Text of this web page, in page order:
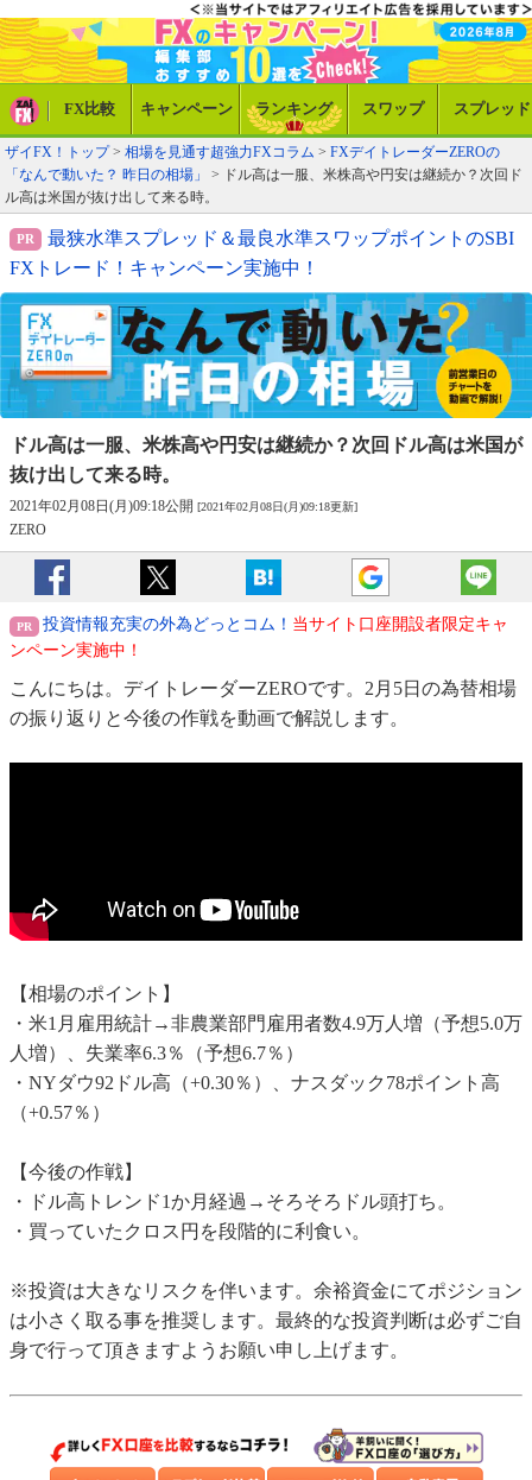
FX比較 キャンペーン ランキング スワップ スプレッド
ザイFX！トップ> 相場を見通す超強力FXコラム > FXデイトレーダーZEROの
「なんで動いた？ 昨日の相場」
> ドル高は一服、米株高や円安は継続か？次回ド
ル高は米国が抜け出して来る時。
最狭水準スプレッド＆最良水準スワップポイントのSBI
FXトレード！キャンペーン実施中！
ドル高は一服、米株高や円安は継続か？ 次回ドル高は米国が
抜け出して来る時。
2021年02月08日(月)09:18公開 [2021年02月08日(月)09:18更新]
ZERO
投資情報充実の外為どっとコム！ 当サイト口座開設者限定キャ
ンペーン実施中！
こんにちは。デイトレーダーZEROです。2月5日の為替相場
の振り返りと今後の作戦を動画で解説します。
【相場のポイント】
・米1月雇用統計→非農業部門雇用者数4.9万人増（予想5.0万
人増）、失業率6.3％（予想6.7％）
・NYダウ92ドル高（+0.30％）、ナスダック78ポイント高
（+0.57％）
【今後の作戦】
・ドル高トレンド1か月経過→そろそろドル頭打ち。
・買っていたクロス円を段階的に利食い。
※投資は大きなリスクを伴います。余裕資金にてポジション
は小さく取る事を推奨します。最終的な投資判断は必ずご自
身で行って頂きますようお願い申し上げます。